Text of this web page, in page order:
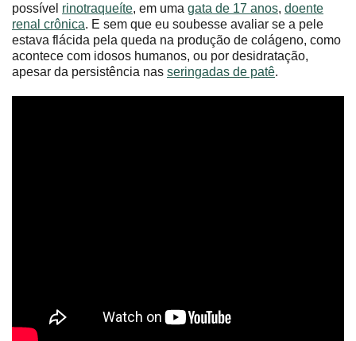
possível rinotraqueíte, em uma gata de 17 anos, doente
renal crônica. E sem que eu soubesse avaliar se a pele
estava flácida pela queda na produção de colágeno, como
acontece com idosos humanos, ou por desidratação,
apesar da persistência nas seringadas de patê.